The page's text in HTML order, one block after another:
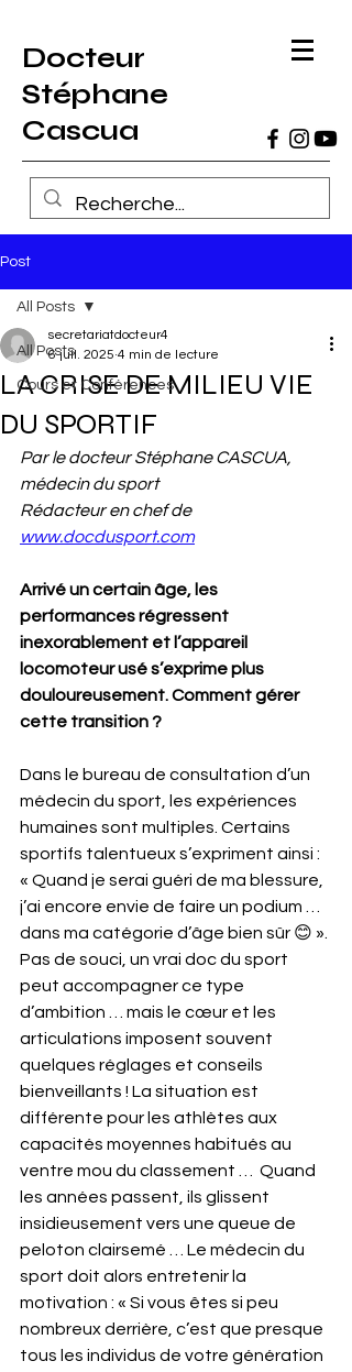
Docteur
Stéphane
Cascua
Post
All Posts
Cours et Conférences
All Posts
LA CRISE DE MILIEU VIE
DU SPORTIF
secretariatdocteur4
6 juil. 2025 4 min de lecture
Par le docteur Stéphane CASCUA,
médecin du sport
Rédacteur en chef de
www.docdusport.com
Arrivé un certain âge, les
performances régressent
inexorablement et l’appareil
locomoteur usé s’exprime plus
douloureusement. Comment gérer
cette transition ?
Dans le bureau de consultation d’un
médecin du sport, les expériences
humaines sont multiples. Certains
sportifs talentueux s’expriment ainsi :
« Quand je serai guéri de ma blessure,
j’ai encore envie de faire un podium …
dans ma catégorie d’âge bien sûr 😊 ».
Pas de souci, un vrai doc du sport
peut accompagner ce type
d’ambition … mais le cœur et les
articulations imposent souvent
quelques réglages et conseils
bienveillants ! La situation est
différente pour les athlètes aux
capacités moyennes habitués au
ventre mou du classement …  Quand
les années passent, ils glissent
insidieusement vers une queue de
peloton clairsemé … Le médecin du
sport doit alors entretenir la
motivation : « Si vous êtes si peu
nombreux derrière, c’est que presque
tous les individus de votre génération